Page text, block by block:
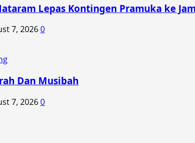
Lepas Kontingen Pramuka ke
7, 20260
Dan Musibah
7, 20260